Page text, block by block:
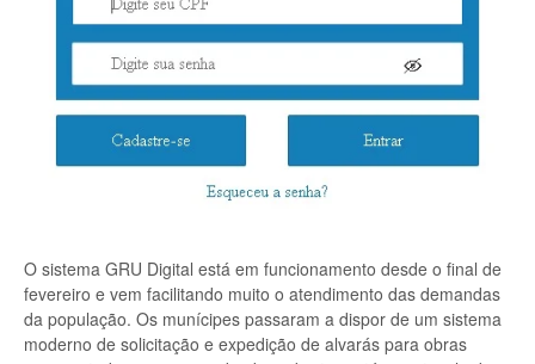
O sistema GRU Digital está em funcionamento desde o final de
fevereiro e vem facilitando muito o atendimento das demandas
da população. Os munícipes passaram a dispor de um sistema
moderno de solicitação e expedição de alvarás para obras